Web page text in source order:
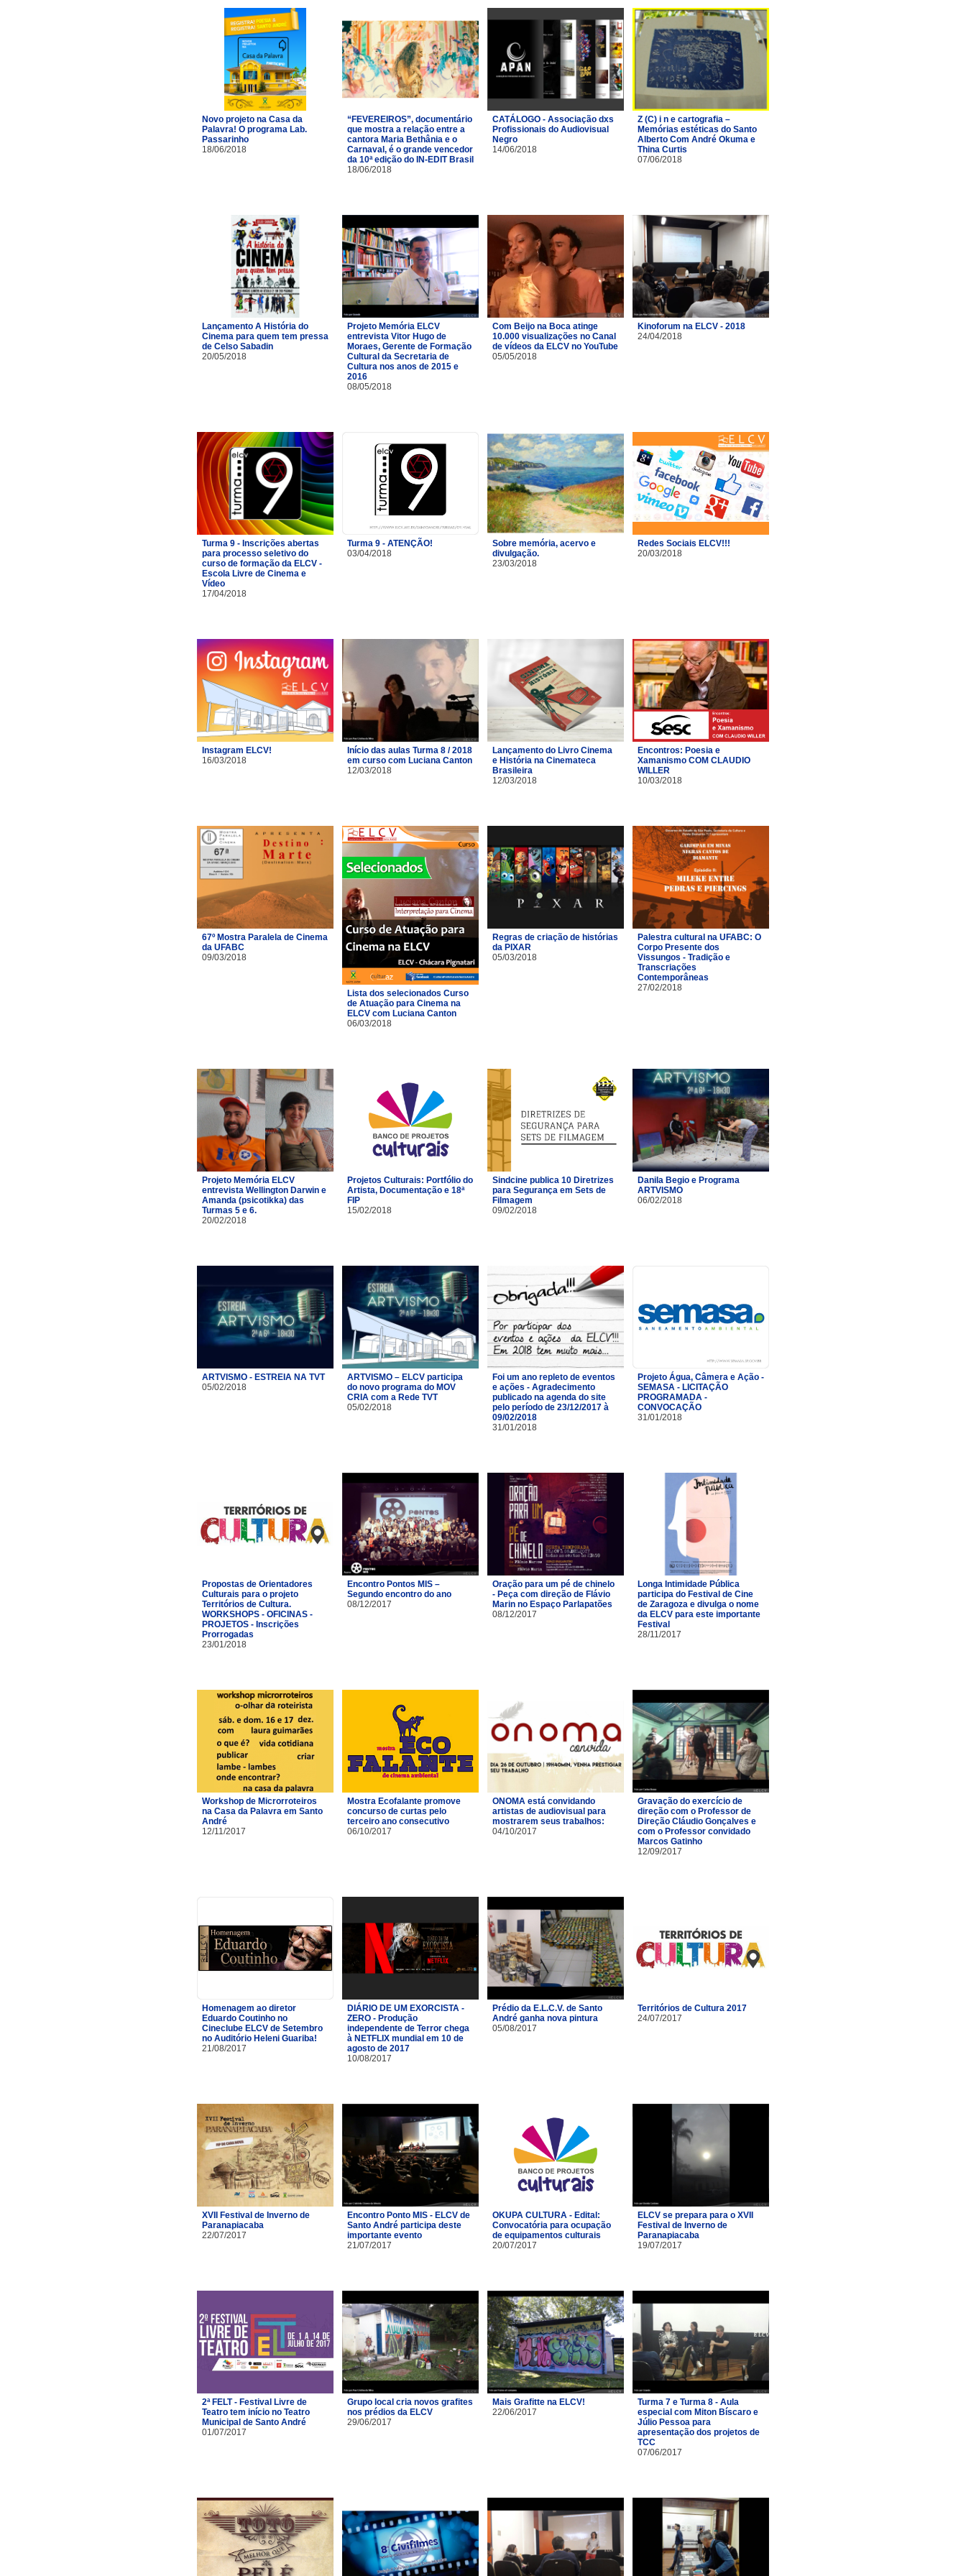
Novo projeto na Casa da
Palavra! O programa Lab.
Passarinho
18/06/2018
“FEVEREIROS”, documentário
que mostra a relação entre a
cantora Maria Bethânia e o
Carnaval, é o grande vencedor
da 10ª edição do IN-EDIT Brasil
18/06/2018
CATÁLOGO - Associação dxs
Profissionais do Audiovisual
Negro
14/06/2018
Z (C) i n e cartografia –
Memórias estéticas do Santo
Alberto Com André Okuma e
Thina Curtis
07/06/2018
Lançamento A História do
Cinema para quem tem pressa
de Celso Sabadin
20/05/2018
Projeto Memória ELCV
entrevista Vitor Hugo de
Moraes, Gerente de Formação
Cultural da Secretaria de
Cultura nos anos de 2015 e
2016
08/05/2018
Com Beijo na Boca atinge
10.000 visualizações no Canal
de vídeos da ELCV no YouTube
05/05/2018
Kinoforum na ELCV - 2018
24/04/2018
Turma 9 - Inscrições abertas
para processo seletivo do
curso de formação da ELCV -
Escola Livre de Cinema e
Vídeo
17/04/2018
Turma 9 - ATENÇÃO!
03/04/2018
Sobre memória, acervo e
divulgação.
23/03/2018
Redes Sociais ELCV!!!
20/03/2018
Instagram ELCV!
16/03/2018
Início das aulas Turma 8 / 2018
em curso com Luciana Canton
12/03/2018
Lançamento do Livro Cinema
e História na Cinemateca
Brasileira
12/03/2018
Encontros: Poesia e
Xamanismo COM CLAUDIO
WILLER
10/03/2018
67º Mostra Paralela de Cinema
da UFABC
09/03/2018
Lista dos selecionados Curso
de Atuação para Cinema na
ELCV com Luciana Canton
06/03/2018
Regras de criação de histórias
da PIXAR
05/03/2018
Palestra cultural na UFABC: O
Corpo Presente dos
Vissungos - Tradição e
Transcriações
Contemporâneas
27/02/2018
Projeto Memória ELCV
entrevista Wellington Darwin e
Amanda (psicotikka) das
Turmas 5 e 6.
20/02/2018
Projetos Culturais: Portfólio do
Artista, Documentação e 18ª
FIP
15/02/2018
Sindcine publica 10 Diretrizes
para Segurança em Sets de
Filmagem
09/02/2018
Danila Begio e Programa
ARTVISMO
06/02/2018
ARTVISMO - ESTREIA NA TVT
05/02/2018
ARTVISMO – ELCV participa
do novo programa do MOV
CRIA com a Rede TVT
05/02/2018
Foi um ano repleto de eventos
e ações - Agradecimento
publicado na agenda do site
pelo período de 23/12/2017 à
09/02/2018
31/01/2018
Projeto Água, Câmera e Ação -
SEMASA - LICITAÇÃO
PROGRAMADA -
CONVOCAÇÃO
31/01/2018
Propostas de Orientadores
Culturais para o projeto
Territórios de Cultura.
WORKSHOPS - OFICINAS -
PROJETOS - Inscrições
Prorrogadas
23/01/2018
Encontro Pontos MIS –
Segundo encontro do ano
08/12/2017
Oração para um pé de chinelo
- Peça com direção de Flávio
Marin no Espaço Parlapatões
08/12/2017
Longa Intimidade Pública
participa do Festival de Cine
de Zaragoza e divulga o nome
da ELCV para este importante
Festival
28/11/2017
Workshop de Microrroteiros
na Casa da Palavra em Santo
André
12/11/2017
Mostra Ecofalante promove
concurso de curtas pelo
terceiro ano consecutivo
06/10/2017
ONOMA está convidando
artistas de audiovisual para
mostrarem seus trabalhos:
04/10/2017
Gravação do exercício de
direção com o Professor de
Direção Cláudio Gonçalves e
com o Professor convidado
Marcos Gatinho
12/09/2017
Homenagem ao diretor
Eduardo Coutinho no
Cineclube ELCV de Setembro
no Auditório Heleni Guariba!
21/08/2017
DIÁRIO DE UM EXORCISTA -
ZERO - Produção
independente de Terror chega
à NETFLIX mundial em 10 de
agosto de 2017
10/08/2017
Prédio da E.L.C.V. de Santo
André ganha nova pintura
05/08/2017
Territórios de Cultura 2017
24/07/2017
XVII Festival de Inverno de
Paranapiacaba
22/07/2017
Encontro Ponto MIS - ELCV de
Santo André participa deste
importante evento
21/07/2017
OKUPA CULTURA - Edital:
Convocatória para ocupação
de equipamentos culturais
20/07/2017
ELCV se prepara para o XVII
Festival de Inverno de
Paranapiacaba
19/07/2017
2ª FELT - Festival Livre de
Teatro tem início no Teatro
Municipal de Santo André
01/07/2017
Grupo local cria novos grafites
nos prédios da ELCV
29/06/2017
Mais Grafitte na ELCV!
22/06/2017
Turma 7 e Turma 8 - Aula
especial com Miton Bíscaro e
Júlio Pessoa para
apresentação dos projetos de
TCC
07/06/2017